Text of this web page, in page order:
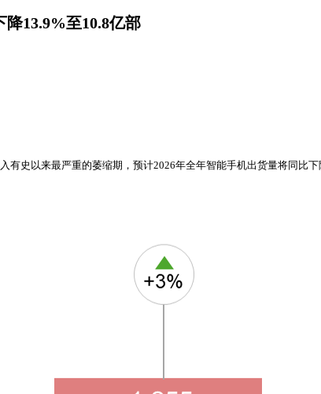
13.9%至10.8亿部
有史以来最严重的萎缩期，预计2026年全年智能手机出货量将同比